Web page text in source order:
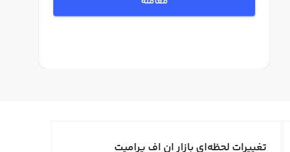
تغییرات لحظه‌ای بازار ان اف پرامپت